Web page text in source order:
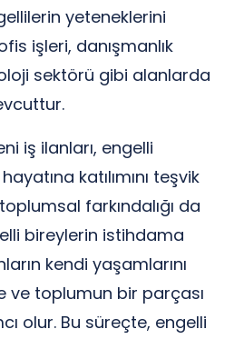
yeteneklerini
işleri, danışmanlık
sektörü gibi alanlarda
iş ilanları, engelli
katılımını teşvik
farkındalığı da
bireylerin istihdama
kendi yaşamlarını
ve toplumun bir parçası
olur. Bu süreçte, engelli